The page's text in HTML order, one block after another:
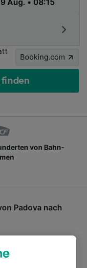
Booking.com
finden
von Bahn-
Padova nach
einfach oben
und